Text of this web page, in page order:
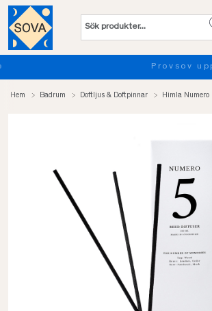
Provsov upp till 100
Hem Badrum Doftljus & Doftpinnar Himla Numero